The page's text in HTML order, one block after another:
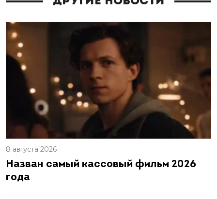
8 августа 2026
Назван самый кассовый фильм 2026
года